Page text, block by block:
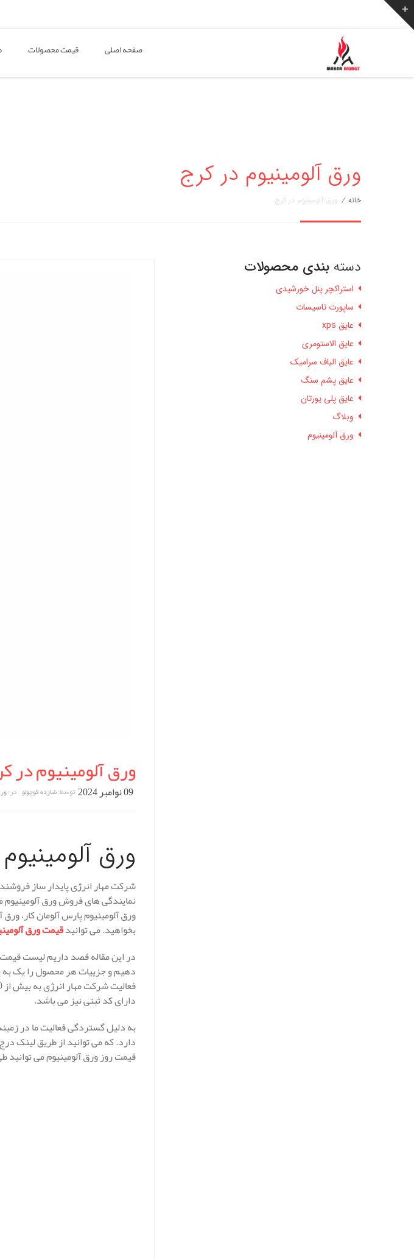
صفحه اصلی قیمت محصولات
ورق آلومینیوم در کرج
خانه / ورق آلومینیوم در کرج
ورق آلومینیوم در
09 نوامبر 2024 توسط:شازده کوچولو در:
ورق
شرکت مهار انرژی پایدار ساز
نمایندگی های فروش ورق آلومینیوم
ورق آلومینیوم پارس آلومان کار،
بخواهید. می توانیدقیمت ورق
در این مقاله قصد داریم لیست قیمت
دهیم و جزییات هر محصول را یک به
دارای کد ثبتی نیز می باشد.
به دلیل گستردگی فعالیت ما در
دارد. که می توانید از طریق لینک
قیمت روز ورق آلومینیوم می
دسته بندی محصولات
استراکچر پنل خورشیدی
ساپورت تاسیسات
عایق xps
عایق الاستومری
عایق الیاف سرامیک
عایق پشم سنگ
عایق پلی یورتان
وبلاگ
ورق آلومینیوم